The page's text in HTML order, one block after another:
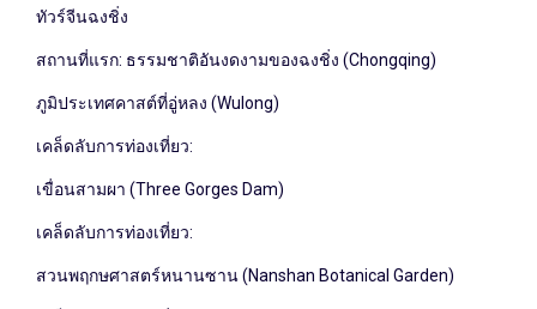
ทัวร์จีนฉงชิ่ง
สถานที่แรก: ธรรมชาติอันงดงามของฉงชิ่ง (Chongqing)
ภูมิประเทศคาสต์ที่อู่หลง (Wulong)
เคล็ดลับการท่องเที่ยว:
เขื่อนสามผา (Three Gorges Dam)
เคล็ดลับการท่องเที่ยว:
สวนพฤกษศาสตร์หนานซาน (Nanshan Botanical Garden)